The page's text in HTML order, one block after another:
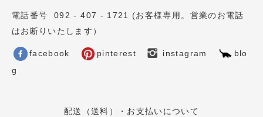
電話番号 092 - 407 - 1721 (お客様専用。営業のお電話
はお断りいたします）
facebook pinterest instagram
blo
g
配送（送料）・お支払いについて